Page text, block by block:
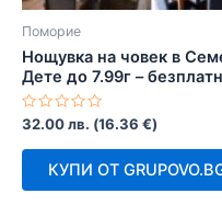
Поморие
Нощувка на човек в
Дете до 7.99г –
Оценено
с
0
32.00лв. (16.36 €)
КУПИ ОТ